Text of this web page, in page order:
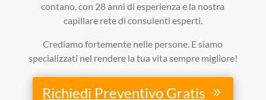
contano, con 28 anni di esperienza e la nostra
capillare rete di consulenti esperti.
Crediamo fortemente nelle persone. E siamo
specializzati nel rendere la tua vita sempre migliore!
Richiedi Preventivo Gratis